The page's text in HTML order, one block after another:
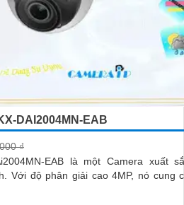
DAI2004MN-EAB
₫
EAB là một Camera xuất